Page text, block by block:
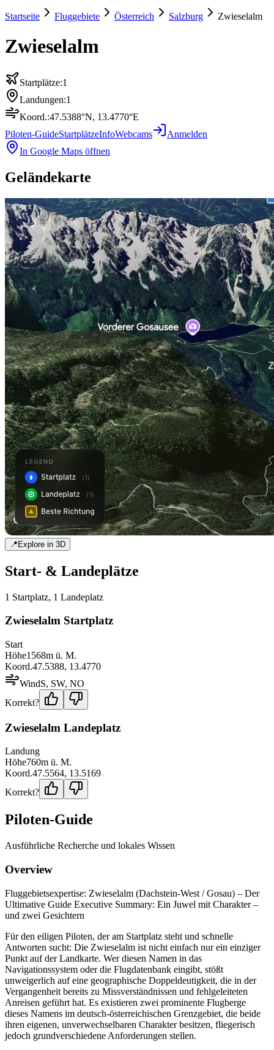
Startseite Fluggebiete Österreich Salzburg Zwieselalm
Zwieselalm
Startplätze:1
Landungen:1
Koord.:47.5388°N, 13.4770°E
Piloten-GuideStartplätzeInfoWebcams
Anmelden
In Google Maps öffnen
Geländekarte
📍Explore in 3D
Start- & Landeplätze
1 Startplatz, 1 Landeplatz
Zwieselalm Startplatz
Start
Höhe1568m ü. M.
Koord.47.5388, 13.4770
WindS, SW, NO
Korrekt?
Zwieselalm Landeplatz
Landung
Höhe760m ü. M.
Koord.47.5564, 13.5169
Korrekt?
Piloten-Guide
Ausführliche Recherche und lokales Wissen
Overview
Fluggebietsexpertise: Zwieselalm (Dachstein-West / Gosau) – Der
Ultimative Guide Executive Summary: Ein Juwel mit Charakter –
und zwei Gesichtern
Für den eiligen Piloten, der am Startplatz steht und schnelle
Antworten sucht: Die Zwieselalm ist nicht einfach nur ein einziger
Punkt auf der Landkarte. Wer diesen Namen in das
Navigationssystem oder die Flugdatenbank eingibt, stößt
unweigerlich auf eine geographische Doppeldeutigkeit, die in der
Vergangenheit bereits zu Missverständnissen und fehlgeleiteten
Anreisen geführt hat. Es existieren zwei prominente Flugberge
dieses Namens im deutsch-österreichischen Grenzgebiet, die beide
ihren eigenen, unverwechselbaren Charakter besitzen, fliegerisch
jedoch grundverschiedene Anforderungen stellen.